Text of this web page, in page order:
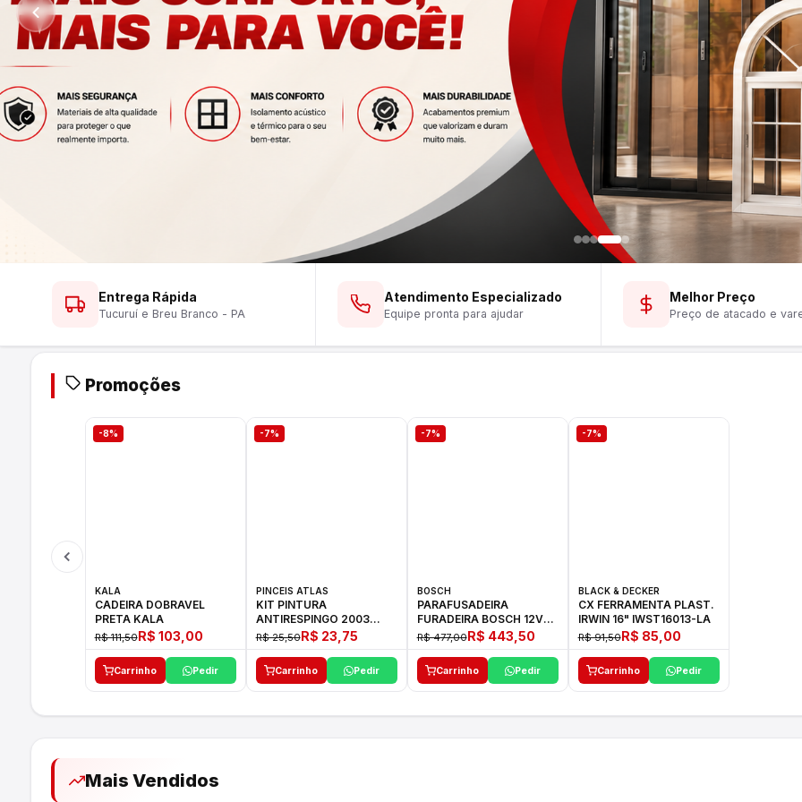
Ver Lustres WhatsApp
Ver Ferramentas WhatsApp
Ver Tintas WhatsApp
Entrega Rápida
Tucuruí e Breu Branco - PA
Atendimento Especializado
Equipe pronta para ajudar
Melhor Preço
Preço de atacado e
Promoções
-8%
KALA
CADEIRA DOBRAVEL
PRETA KALA
R$ 111,50R$ 103,00
Carrinho Pedir
-7%
PINCEIS ATLAS
KIT PINTURA
ANTIRESPINGO 2003
ATLAS 03 PCS
R$ 25,50R$ 23,75
Carrinho Pedir
-7%
BOSCH
PARAFUSADEIRA
FURADEIRA BOSCH 12V
GSR 1000 SMART
R$ 477,00R$ 443,50
Carrinho Pedir
-7%
BLACK & DECKER
CX FERRAMENTA PLAST.
IRWIN 16" IWST16013-LA
R$ 91,50R$ 85,00
Carrinho Pedir
Mais Vendidos